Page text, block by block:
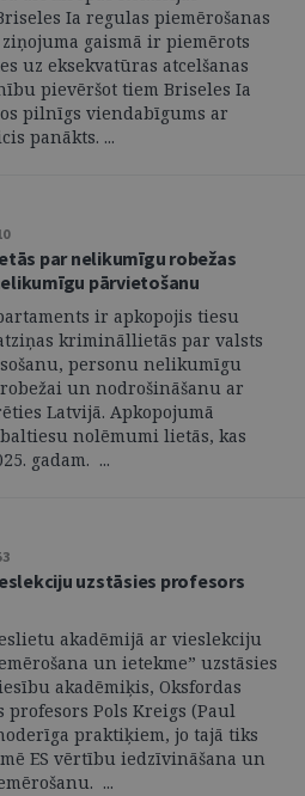
Ia regulas piemērošanas
gaismā ir piemērots
uz eksekvatūras atcelšanas
pievēršot tiem Briseles Ia
pilnīgs viendabīgums ar
panākts. ...
par nelikumīgu robežas
pārvietošanu
ir apkopojis tiesu
krimināllietās par valsts
personu nelikumīgu
un nodrošināšanu ar
Latvijā. Apkopojumā
nolēmumi lietās, kas
gadam. ...
uzstāsies profesors
akadēmijā ar vieslekciju
un ietekme” uzstāsies
akadēmiķis, Oksfordas
Pols Kreigs (Paul
praktiķiem, jo tajā tiks
ES vērtību iedzīvināšana un
...